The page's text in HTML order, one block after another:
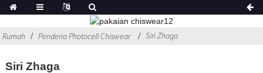
Rumah Penderia Photocell Chiswear Siri Zhaga
Siri Zhaga